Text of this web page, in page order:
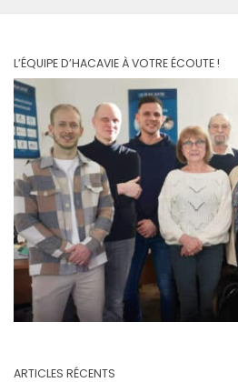
L’ÉQUIPE D’HACAVIE À VOTRE ÉCOUTE !
ARTICLES RÉCENTS